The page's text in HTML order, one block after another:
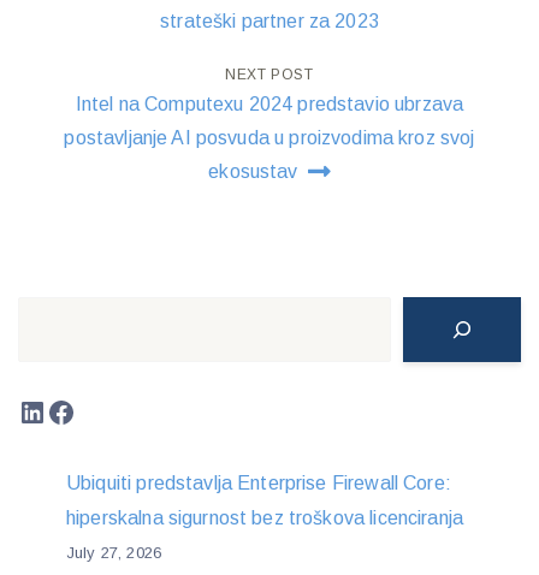
navigationstrateški partner za 2023
NEXT POST
Intel na Computexu 2024 predstavio ubrzava
postavljanje AI posvuda u proizvodima kroz svoj
ekosustav
LinkedIn
Facebook
Ubiquiti predstavlja Enterprise Firewall Core:
hiperskalna sigurnost bez troškova licenciranja
July 27, 2026